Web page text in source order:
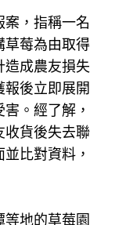
案，指稱一名
草莓為由取得
造成農友損失
後立即展開
。經了解，
收貨後失去聯
比對資料，
地的草莓園